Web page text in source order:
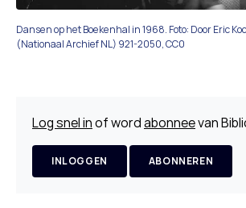
Dansen op het Boekenhal in 1968. Foto: Door Eric
(Nationaal Archief NL) 921-2050, CC0
Log snel inof wordabonneevan
INLOGGEN ABONNEREN